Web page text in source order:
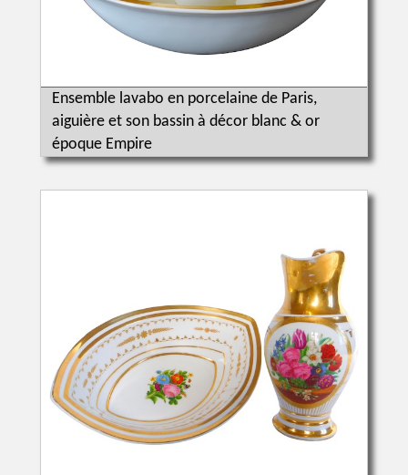
Ensemble lavabo en porcelaine de Paris,
aiguière et son bassin à décor blanc & or
époque Empire